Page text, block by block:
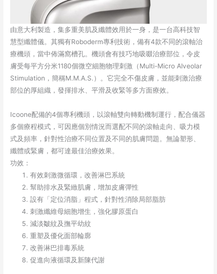
由意大利製造，集多重美肌及纖體效用於一身，是一台高科技智
慧型纖體儀。其獨有Roboderm專利技術，備有4款不同的滾軸治
療機頭，當中佈滿窩槽孔。機頭會有技巧地吸啜治療部位，令皮
膚受每平方分米1180個微空細胞物理刺激（Multi-Micro Alveolar
Stimulation，簡稱M.M.A.S.）。它完全不傷皮膚，並能刺激治療
部位的厚組織，發揮排水、平滑及收緊等多方面療效。
Icoone配備的4個專利機頭，以滾軸雙向轉動機制運行，配合儀器
多個療程模式，可因應個別情況而選配不同的滾軸走向、吸力模
式及頻率，針對性治療不同位置及不同的肌膚問題。無論塑形、
纖體或緊膚，都可達最佳治療效果。
功效：
有效刺激微循環，改善淋巴系統
幫助排水及緊緻肌膚，增加皮膚彈性
設有「定位消脂」程式，針對性消除局部脂肪
刺激纖維母細胞增生，強化膠原蛋白
減淡皺紋及撫平幼紋
重塑及優化面部輪廓
改善淋巴排毒系統
促進向液循環及新陳代謝